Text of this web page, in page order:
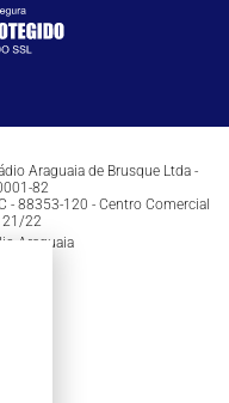
Araguaia de Brusque Ltda -
82
- 88353-120 - Centro Comercial
21/22
Araguaia